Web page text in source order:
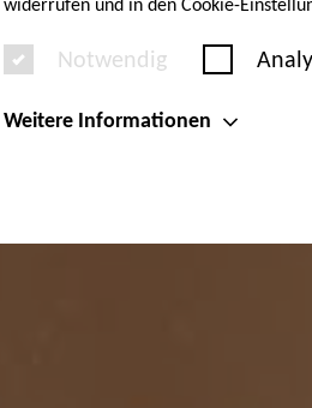
widerrufen und in den Cookie-
Notwendig
Weitere Informationen